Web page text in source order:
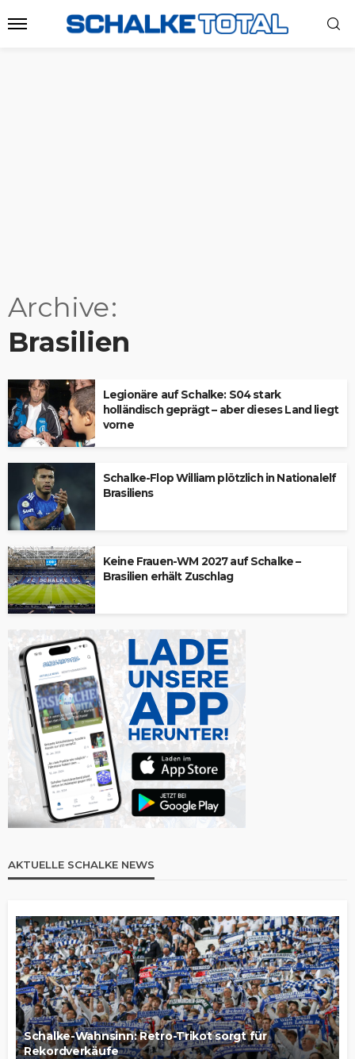
Archive
Brasilien
Legionäre auf Schalke: S04 stark
holländisch geprägt – aber dieses Land liegt
vorne
Schalke-Flop William plötzlich in Nationalelf
Brasiliens
Keine Frauen-WM 2027 auf Schalke –
Brasilien erhält Zuschlag
AKTUELLE SCHALKE NEWS
Schalke-Wahnsinn: Retro-Trikot sorgt für
Rekordverkäufe